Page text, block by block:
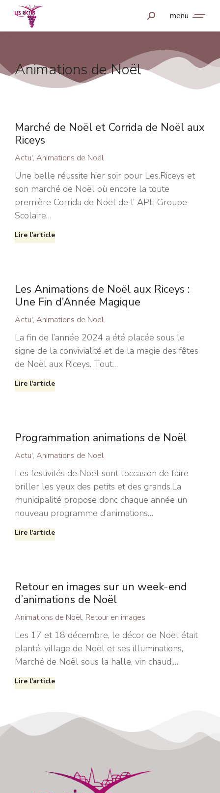
menu
Animations de Noël
Marché de Noël et Corrida de Noël aux
Riceys
Actu', Animations de Noël
Une belle réussite hier soir pour Les.Riceys et
son marché de Noël où encore la toute
première Corrida de Noël de l’ APE Groupe
Scolaire…
Lire l'article
Les Animations de Noël aux Riceys :
Une Fin d’Année Magique
Actu', Animations de Noël
La fin de l’année 2024 a été placée sous le
signe de la convivialité et de la magie des fêtes
de Noël aux Riceys. Tout…
Lire l'article
Programmation animations de Noël
Actu', Animations de Noël
Les festivités de Noël sont l’occasion de faire
briller les yeux des petits et des grands.La
municipalité propose donc chaque année un
nouveau programme d’animations…
Lire l'article
Retour en images sur un week-end
d’animations de Noël
Animations de Noël, Retour en images
Les 17 et 18 décembre, le décor de Noël était
planté: village de Noël et ses illuminations,
Marché de Noël sous la halle, vin chaud,…
Lire l'article